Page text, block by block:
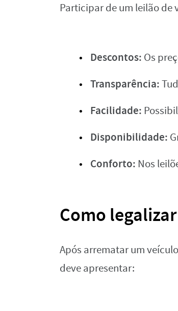
Participar de um leilão de
Descontos: Os
Transparência:
Facilidade:
Disponibilidade:
Conforto: Nos
Como
Após arrematar um
deve apresentar: